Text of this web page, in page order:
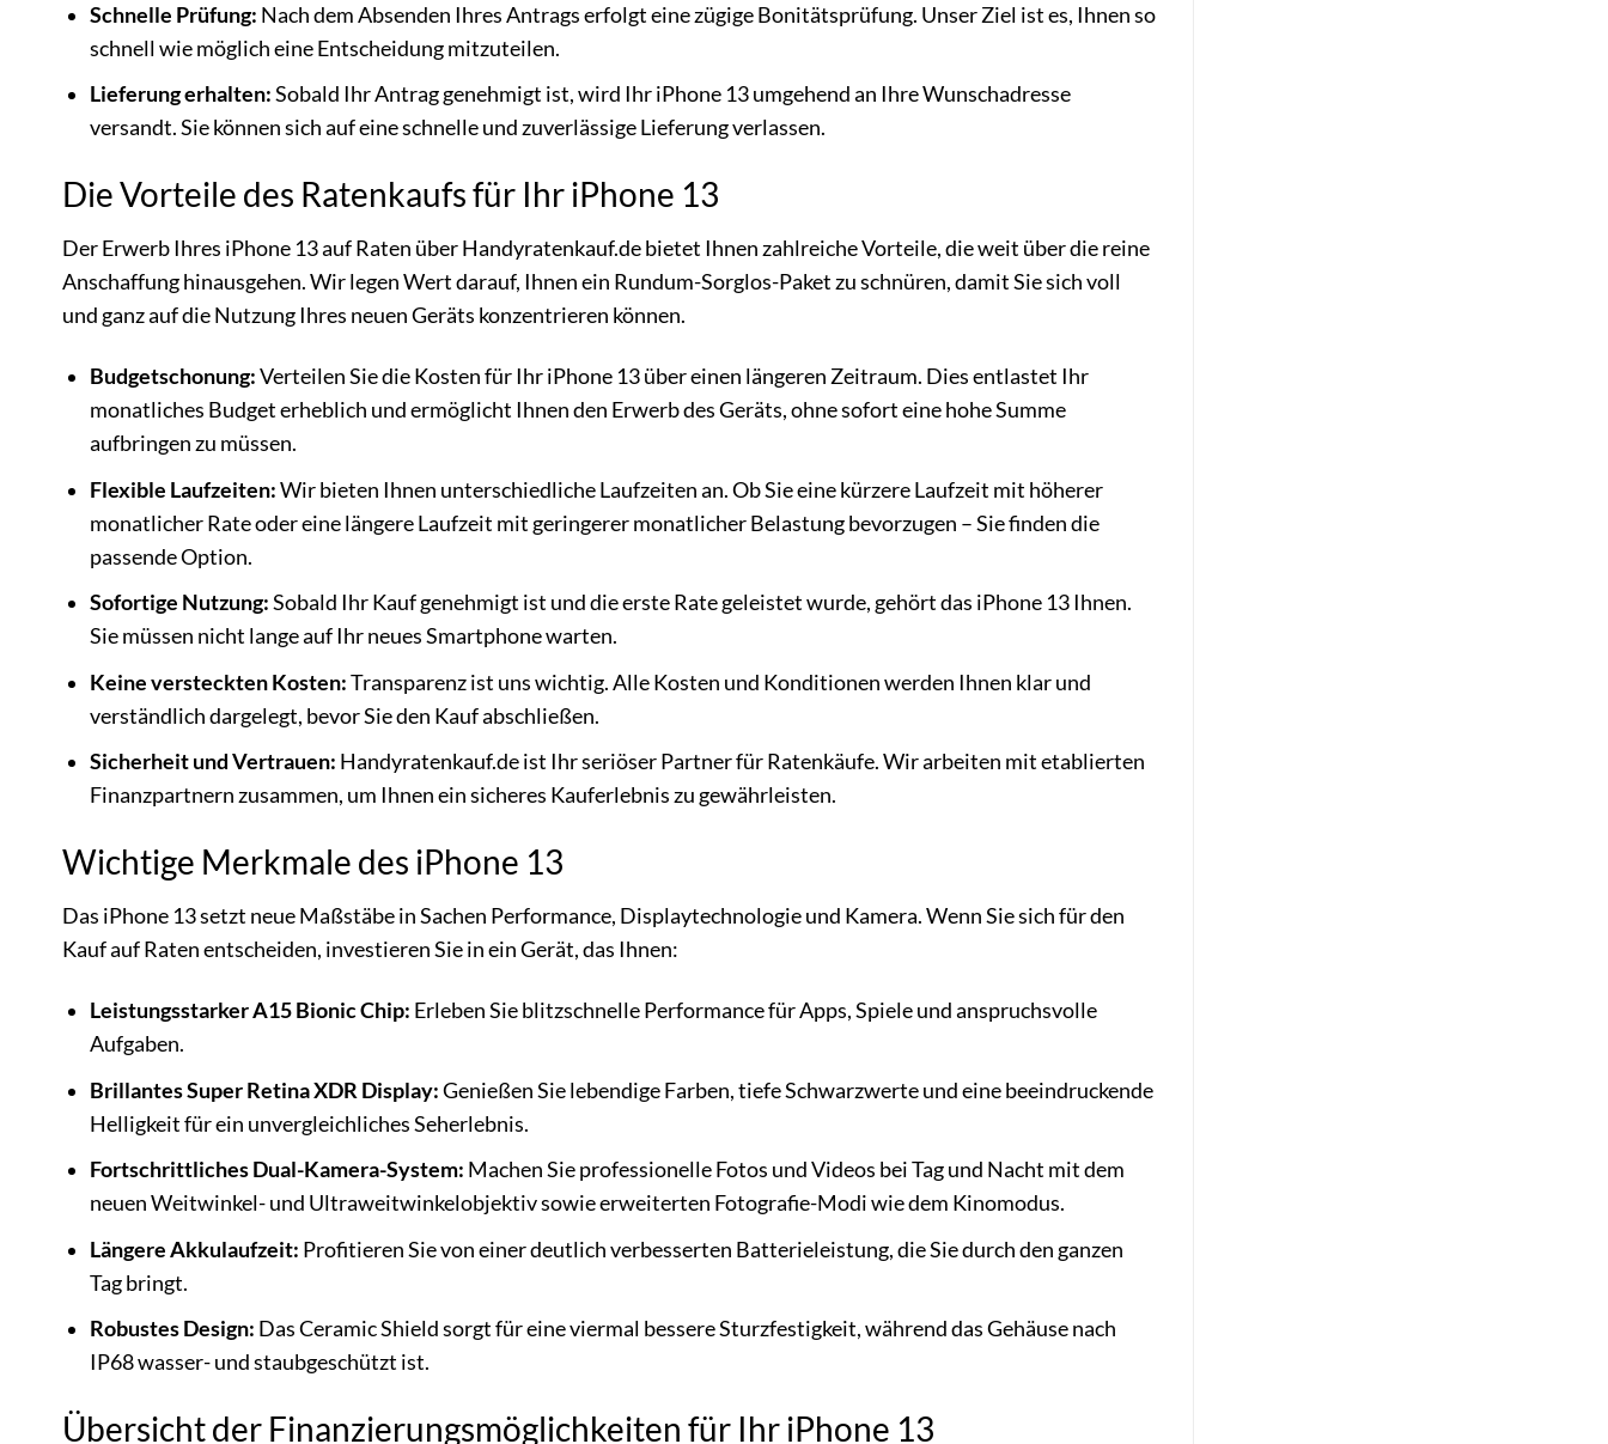
Schnelle Prüfung: Nach dem Absenden Ihres Antrags erfolgt eine zügige Bonitätsprüfung. Unser Ziel ist es, Ihnen so
schnell wie möglich eine Entscheidung mitzuteilen.
Lieferung erhalten:Sobald Ihr Antrag genehmigt ist, wird Ihr iPhone 13 umgehend an Ihre Wunschadresse
versandt. Sie können sich auf eine schnelle und zuverlässige Lieferung verlassen.
Die Vorteile des Ratenkaufs für Ihr iPhone 13
Der Erwerb Ihres iPhone 13 auf Raten über Handyratenkauf.de bietet Ihnen zahlreiche Vorteile, die weit über die reine
Anschaffung hinausgehen. Wir legen Wert darauf, Ihnen ein Rundum-Sorglos-Paket zu schnüren, damit Sie sich voll
und ganz auf die Nutzung Ihres neuen Geräts konzentrieren können.
Budgetschonung:Verteilen Sie die Kosten für Ihr iPhone 13 über einen längeren Zeitraum. Dies entlastet Ihr
monatliches Budget erheblich und ermöglicht Ihnen den Erwerb des Geräts, ohne sofort eine hohe Summe
aufbringen zu müssen.
Flexible Laufzeiten:Wir bieten Ihnen unterschiedliche Laufzeiten an. Ob Sie eine kürzere Laufzeit mit höherer
monatlicher Rate oder eine längere Laufzeit mit geringerer monatlicher Belastung bevorzugen – Sie finden die
passende Option.
Sofortige Nutzung:Sobald Ihr Kauf genehmigt ist und die erste Rate geleistet wurde, gehört das iPhone 13 Ihnen.
Sie müssen nicht lange auf Ihr neues Smartphone warten.
Keine versteckten Kosten:Transparenz ist uns wichtig. Alle Kosten und Konditionen werden Ihnen klar und
verständlich dargelegt, bevor Sie den Kauf abschließen.
Sicherheit und Vertrauen: Handyratenkauf.de ist Ihr seriöser Partner für Ratenkäufe. Wir arbeiten mit etablierten
Finanzpartnern zusammen, um Ihnen ein sicheres Kauferlebnis zu gewährleisten.
Wichtige Merkmale des iPhone 13
Das iPhone 13 setzt neue Maßstäbe in Sachen Performance, Displaytechnologie und Kamera. Wenn Sie sich für den
Kauf auf Raten entscheiden, investieren Sie in ein Gerät, das Ihnen:
Leistungsstarker A15 Bionic Chip: Erleben Sie blitzschnelle Performance für Apps, Spiele und anspruchsvolle
Aufgaben.
Brillantes Super Retina XDR Display:Genießen Sie lebendige Farben, tiefe Schwarzwerte und eine beeindruckende
Helligkeit für ein unvergleichliches Seherlebnis.
Fortschrittliches Dual-Kamera-System: Machen Sie professionelle Fotos und Videos bei Tag und Nacht mit dem
neuen Weitwinkel- und Ultraweitwinkelobjektiv sowie erweiterten Fotografie-Modi wie dem Kinomodus.
Längere Akkulaufzeit: Profitieren Sie von einer deutlich verbesserten Batterieleistung, die Sie durch den ganzen
Tag bringt.
Robustes Design: Das Ceramic Shield sorgt für eine viermal bessere Sturzfestigkeit, während das Gehäuse nach
IP68 wasser- und staubgeschützt ist.
Übersicht der Finanzierungsmöglichkeiten für Ihr iPhone 13